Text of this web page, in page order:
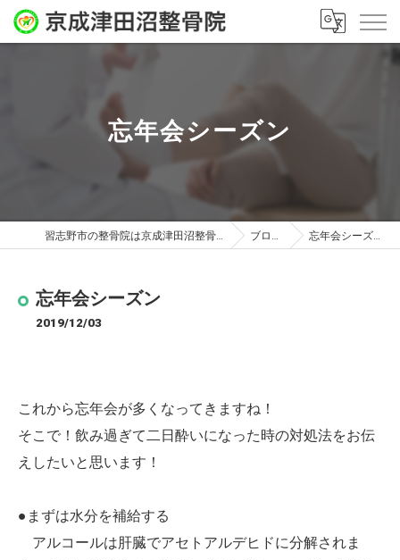
忘年会シーズン
習志野市の整骨院は京成津田沼整骨院 ブログ 忘年会シーズン
忘年会シーズン
2019/12/03
これから忘年会が多くなってきますね！
そこで！飲み過ぎて二日酔いになった時の対処法をお伝
えしたいと思います！
●まずは水分を補給する
アルコールは肝臓でアセトアルデヒドに分解されま